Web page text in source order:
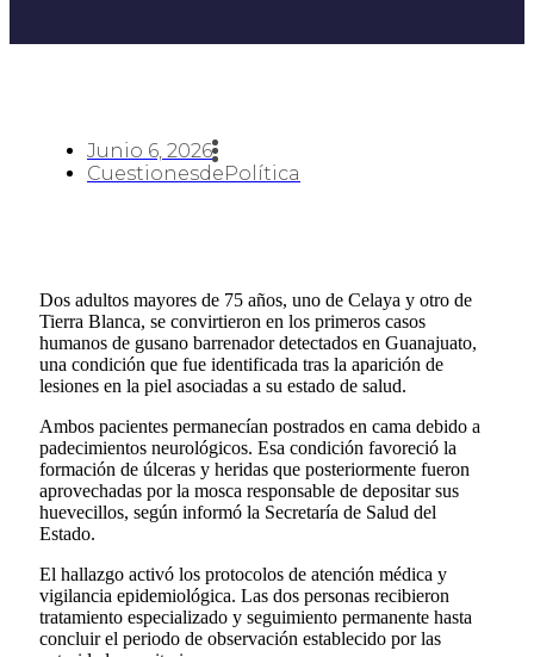
Junio 6, 2026
CuestionesdePolítica
Dos adultos mayores de 75 años, uno de Celaya y otro de
Tierra Blanca, se convirtieron en los primeros casos
humanos de gusano barrenador detectados en Guanajuato,
una condición que fue identificada tras la aparición de
lesiones en la piel asociadas a su estado de salud.
Ambos pacientes permanecían postrados en cama debido a
padecimientos neurológicos. Esa condición favoreció la
formación de úlceras y heridas que posteriormente fueron
aprovechadas por la mosca responsable de depositar sus
huevecillos, según informó la Secretaría de Salud del
Estado.
El hallazgo activó los protocolos de atención médica y
vigilancia epidemiológica. Las dos personas recibieron
tratamiento especializado y seguimiento permanente hasta
concluir el periodo de observación establecido por las